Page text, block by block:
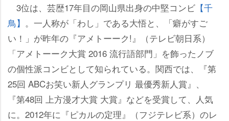
3位は、芸歴17年目の岡山県出身の中堅コンビ 【千
鳥】 。一人称が「わし」である大悟と、「癖がすご
い！」が昨年の『アメトーーク!』（テレビ朝日系）
「アメトーーク大賞 2016 流行語部門」を飾ったノブ
の個性派コンビとして知られている。関西では、『第
25回 ABCお笑い新人グランプリ 最優秀新人賞』、
『第48回 上方漫才大賞 大賞』などを受賞して、人気
に。2012年に『ピカルの定理』（フジテレビ系）のレ